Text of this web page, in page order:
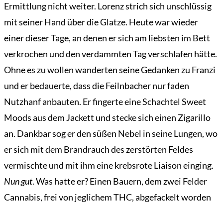
Ermittlung nicht weiter. Lorenz strich sich unschlüssig
mit seiner Hand über die Glatze. Heute war wieder
einer dieser Tage, an denen er sich am liebsten im Bett
verkrochen und den verdammten Tag verschlafen hätte.
Ohne es zu wollen wanderten seine Gedanken zu Franzi
und er bedauerte, dass die Feilnbacher nur faden
Nutzhanf anbauten. Er fingerte eine Schachtel Sweet
Moods aus dem Jackett und stecke sich einen Zigarillo
an. Dankbar sog er den süßen Nebel in seine Lungen, wo
er sich mit dem Brandrauch des zerstörten Feldes
vermischte und mit ihm eine krebsrote Liaison einging.
Nun gut. Was hatte er? Einen Bauern, dem zwei Felder
Cannabis, frei von jeglichem THC, abgefackelt worden